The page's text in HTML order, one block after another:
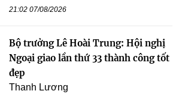
21:02 07/08/2026
Bộ trưởng Lê Hoài Trung: Hội nghị
Ngoại giao lần thứ 33 thành công tốt
đẹp
Thanh Lương